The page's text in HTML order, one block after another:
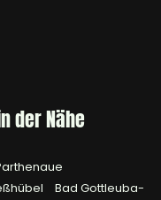
der Nähe
Bad Gottleuba-